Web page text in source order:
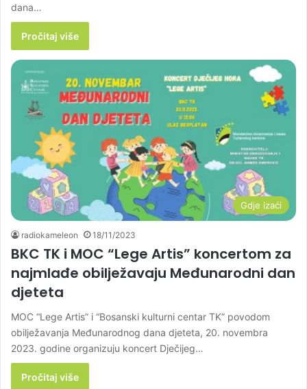
dana…
Pročitaj više
Gdje izaći
radiokameleon 18/11/2023
BKC TK i MOC “Lege Artis” koncertom za
najmlađe obilježavaju Međunarodni dan
djeteta
MOC “Lege Artis” i “Bosanski kulturni centar TK” povodom
obilježavanja Međunarodnog dana djeteta, 20. novembra
2023. godine organizuju koncert Dječijeg…
Pročitaj više